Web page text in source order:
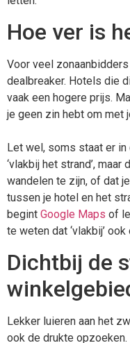
Hoe ver is
Voor veel
dealbreaker. Hotels die
vaak een hogere prijs.
je geen zin hebt om met
Let wel, soms staat er
‘vlakbij het strand’,
wandelen te zijn, of dat
tussen je hotel en het
begint Google Maps of
te weten dat ‘vlakbij’
Dichtbij de
Lekker luieren aan het
ook de drukte